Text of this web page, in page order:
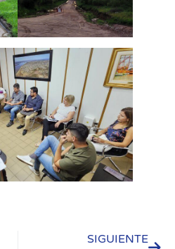
SIGUIENTE